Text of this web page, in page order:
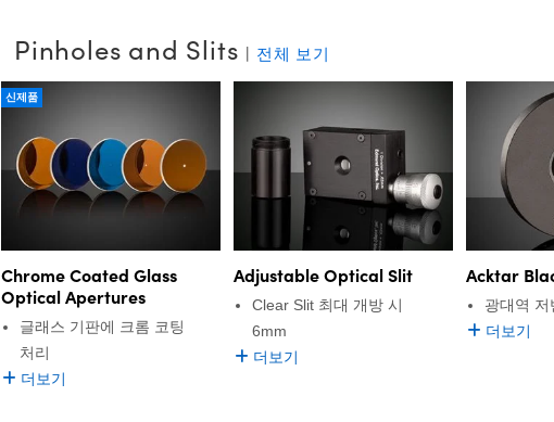
Pinholes and Slits | 전체 보기
신제품
Chrome Coated Glass
Optical Apertures
글래스 기판에 크롬 코팅
처리
더보기
Adjustable Optical Slit
Clear Slit 최대 개방 시
6mm
더보기
Acktar
광대역 저
더보기